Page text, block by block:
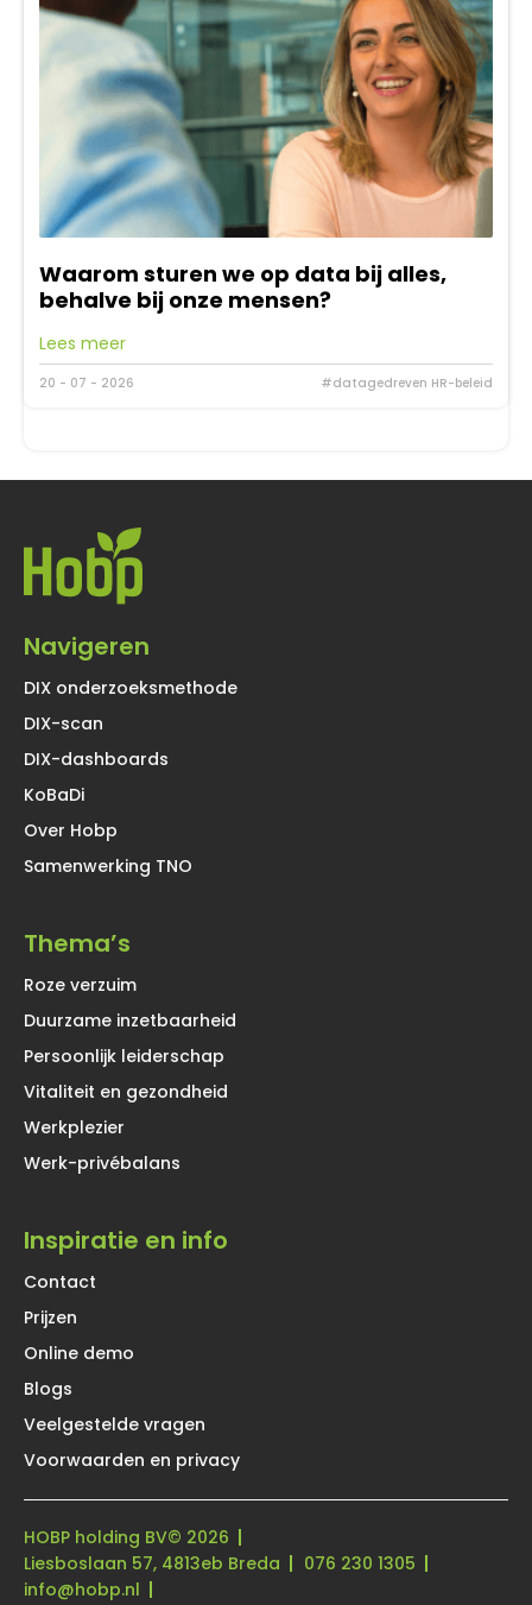
Waarom sturen we op data bij alles,
behalve bij onze mensen?
Lees meer
20 - 07 - 2026 #datagedreven HR-beleid
Navigeren
DIX onderzoeksmethode
DIX-scan
DIX-dashboards
KoBaDi
Over Hobp
Samenwerking TNO
Thema’s
Roze verzuim
Duurzame inzetbaarheid
Persoonlijk leiderschap
Vitaliteit en gezondheid
Werkplezier
Werk-privébalans
Inspiratie en info
Contact
Prijzen
Online demo
Blogs
Veelgestelde vragen
Voorwaarden en privacy
HOBP holding BV© 2026
Liesboslaan 57, 4813eb Breda
076 230 1305
info@hobp.nl